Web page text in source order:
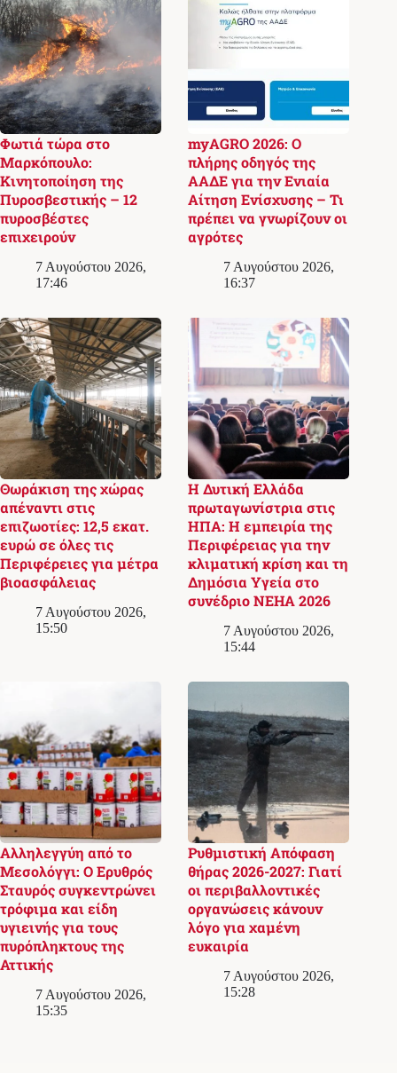
Φωτιά τώρα στο
Μαρκόπουλο:
Κινητοποίηση της
Πυροσβεστικής – 12
πυροσβέστες
επιχειρούν
7 Αυγούστου 2026,
17:46
myAGRO 2026: Ο
πλήρης οδηγός της
ΑΑΔΕ για την Ενιαία
Αίτηση Ενίσχυσης – Τι
πρέπει να γνωρίζουν οι
αγρότες
7 Αυγούστου 2026,
16:37
Θωράκιση της χώρας
απέναντι στις
επιζωοτίες: 12,5 εκατ.
ευρώ σε όλες τις
Περιφέρειες για μέτρα
βιοασφάλειας
7 Αυγούστου 2026,
15:50
Η Δυτική Ελλάδα
πρωταγωνίστρια στις
ΗΠΑ: Η εμπειρία της
Περιφέρειας για την
κλιματική κρίση και τη
Δημόσια Υγεία στο
συνέδριο NEHA 2026
7 Αυγούστου 2026,
15:44
Αλληλεγγύη από το
Μεσολόγγι: Ο Ερυθρός
Σταυρός συγκεντρώνει
τρόφιμα και είδη
υγιεινής για τους
πυρόπληκτους της
Αττικής
7 Αυγούστου 2026,
15:35
Ρυθμιστική Απόφαση
θήρας 2026-2027: Γιατί
οι περιβαλλοντικές
οργανώσεις κάνουν
λόγο για χαμένη
ευκαιρία
7 Αυγούστου 2026,
15:28